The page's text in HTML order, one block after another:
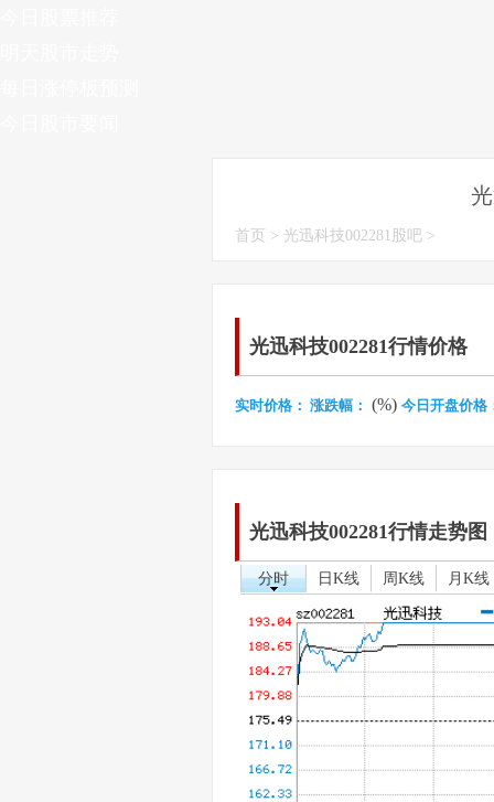
首页 > 光迅科技002281股吧 >
光迅科技002281行情价格
实时价格： 涨跌幅： (%) 今日开盘价格
光迅科技002281行情走势图
分时 日K线 周K线 月K线